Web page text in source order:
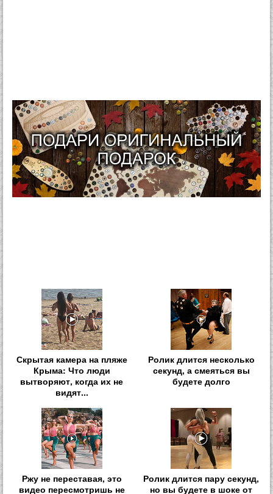
Скрытая камера на пляже
Крыма: Что люди
вытворяют, когда их не
видят...
Ролик длится несколько
секунд, а смеяться вы
будете долго
Ржу не переставая, это
видео пересмотришь не
Ролик длится пару секунд,
но вы будете в шоке от